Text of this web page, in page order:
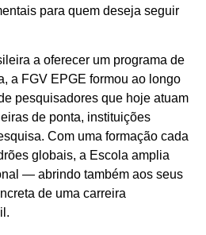
para quem deseja seguir
a oferecer um programa de
a FGV EPGE formou ao longo
pesquisadores que hoje atuam
de ponta, instituições
Com uma formação cada
globais, a Escola amplia
— abrindo também aos seus
de uma carreira